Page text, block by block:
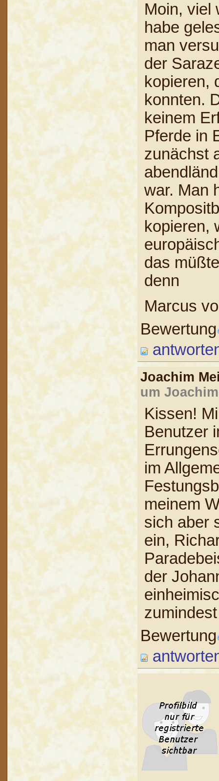
Moin, viel
habe
man
der
kopieren,
konnten.
keinem
Pferde in
zunächst
war. Man
kopieren,
das
denn
Marcus
Bewertung
Joachim
um
Kissen!
Benutzer
im
meinem
sich aber
ein,
der
Bewertung